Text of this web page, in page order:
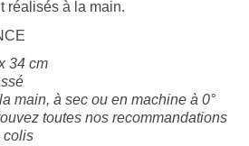
réalisés à la main.
34 cm
main, à sec ou en machine à 0°
toutes nos recommandations
colis